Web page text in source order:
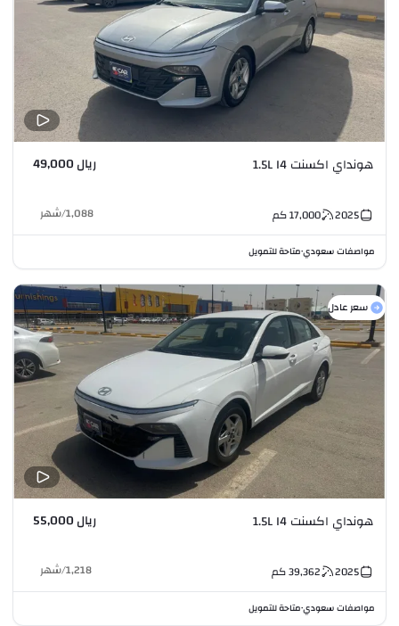
هونداي اكسنت 1.5L I4 ريال 49,000
2025
17,000كم 1,088
/شهر
مواصفات سعودي•متاحة للتمويل
سعر عادل
هونداي اكسنت 1.5L I4 ريال 55,000
2025
39,362كم 1,218
/شهر
مواصفات سعودي•متاحة للتمويل